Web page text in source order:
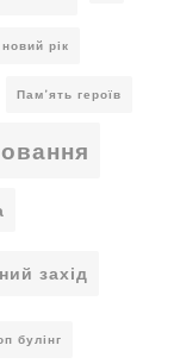
новий рік
Пам’ять героїв
захід
булінг